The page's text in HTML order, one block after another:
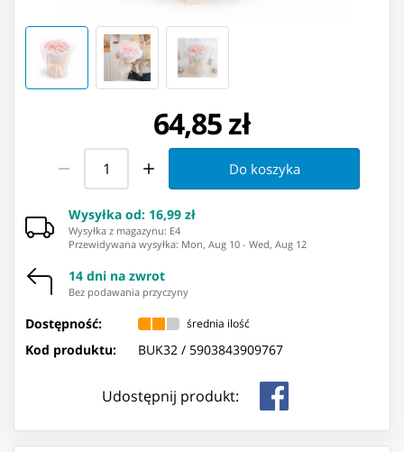
64,85 zł
Do koszyka
Wysyłka od: 16,99 zł
Wysyłka z magazynu: ⁨E4⁩
Przewidywana wysyłka: Mon, Aug 10 - Wed, Aug 12
14 dni na zwrot
Bez podawania przyczyny
Dostępność: średnia ilość
Kod produktu: BUK32 / 5903843909767
Udostępnij produkt: